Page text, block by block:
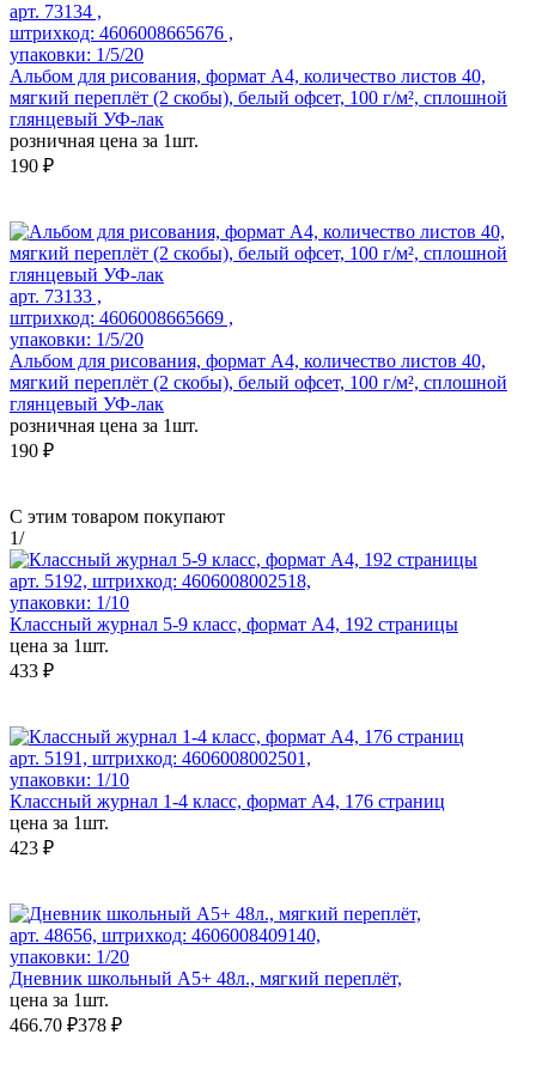
арт. 73134 ,
штрихкод: 4606008665676 ,
упаковки: 1/5/20
Альбом для рисования, формат А4, количество листов 40,
мягкий переплёт (2 скобы), белый офсет, 100 г/м², сплошной
глянцевый УФ-лак
розничная цена за 1шт.
190 ₽
арт. 73133 ,
штрихкод: 4606008665669 ,
упаковки: 1/5/20
Альбом для рисования, формат А4, количество листов 40,
мягкий переплёт (2 скобы), белый офсет, 100 г/м², сплошной
глянцевый УФ-лак
розничная цена за 1шт.
190 ₽
С этим товаром покупают
1/
арт. 5192, штрихкод: 4606008002518,
упаковки: 1/10
Классный журнал 5-9 класс, формат А4, 192 страницы
цена за 1шт.
433 ₽
арт. 5191, штрихкод: 4606008002501,
упаковки: 1/10
Классный журнал 1-4 класс, формат А4, 176 страниц
цена за 1шт.
423 ₽
арт. 48656, штрихкод: 4606008409140,
упаковки: 1/20
Дневник школьный А5+ 48л., мягкий переплёт,
цена за 1шт.
466.70 ₽378 ₽